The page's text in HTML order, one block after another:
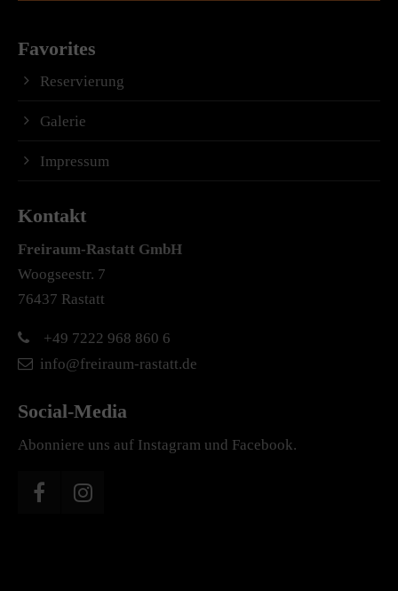
Favorites
Reservierung
Galerie
Impressum
Kontakt
Freiraum-Rastatt GmbH
Woogseestr. 7
76437 Rastatt
+49 7222 968 860 6
info@freiraum-rastatt.de
Social-Media
Abonniere uns auf Instagram und Facebook.